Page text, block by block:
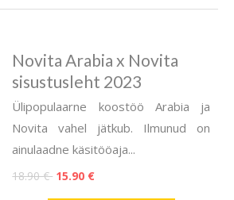
Novita Arabia x Novita
sisustusleht 2023
Ülipopulaarne koostöö Arabia ja
Novita vahel jätkub. Ilmunud on
ainulaadne käsitööaja...
18.90 € 15.90 €